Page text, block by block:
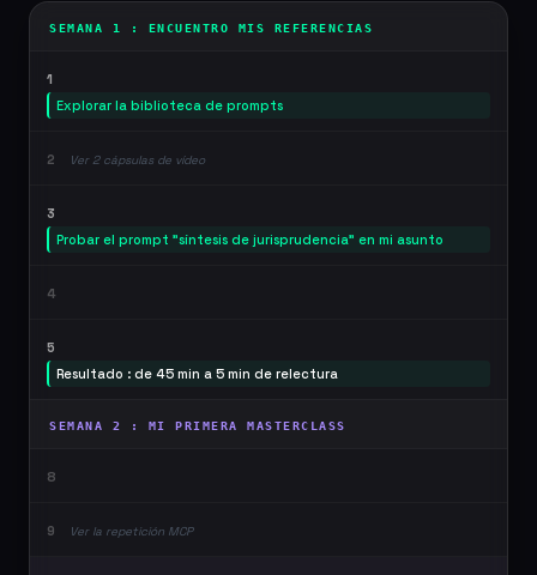
SEMANA 1 : ENCUENTRO MIS REFERENCIAS
1
Explorar la biblioteca de prompts
2 Ver 2 cápsulas de vídeo
3
Probar el prompt "síntesis de jurisprudencia" en mi asunto
4
5
Resultado : de 45 min a 5 min de relectura
SEMANA 2 : MI PRIMERA MASTERCLASS
8
9 Ver la repetición MCP